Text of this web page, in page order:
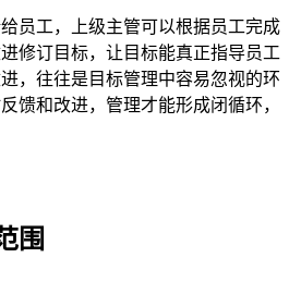
员工，上级主管可以根据员工完成
修订目标，让目标能真正指导员工
，往往是目标管理中容易忽视的环
馈和改进，管理才能形成闭循环，
围